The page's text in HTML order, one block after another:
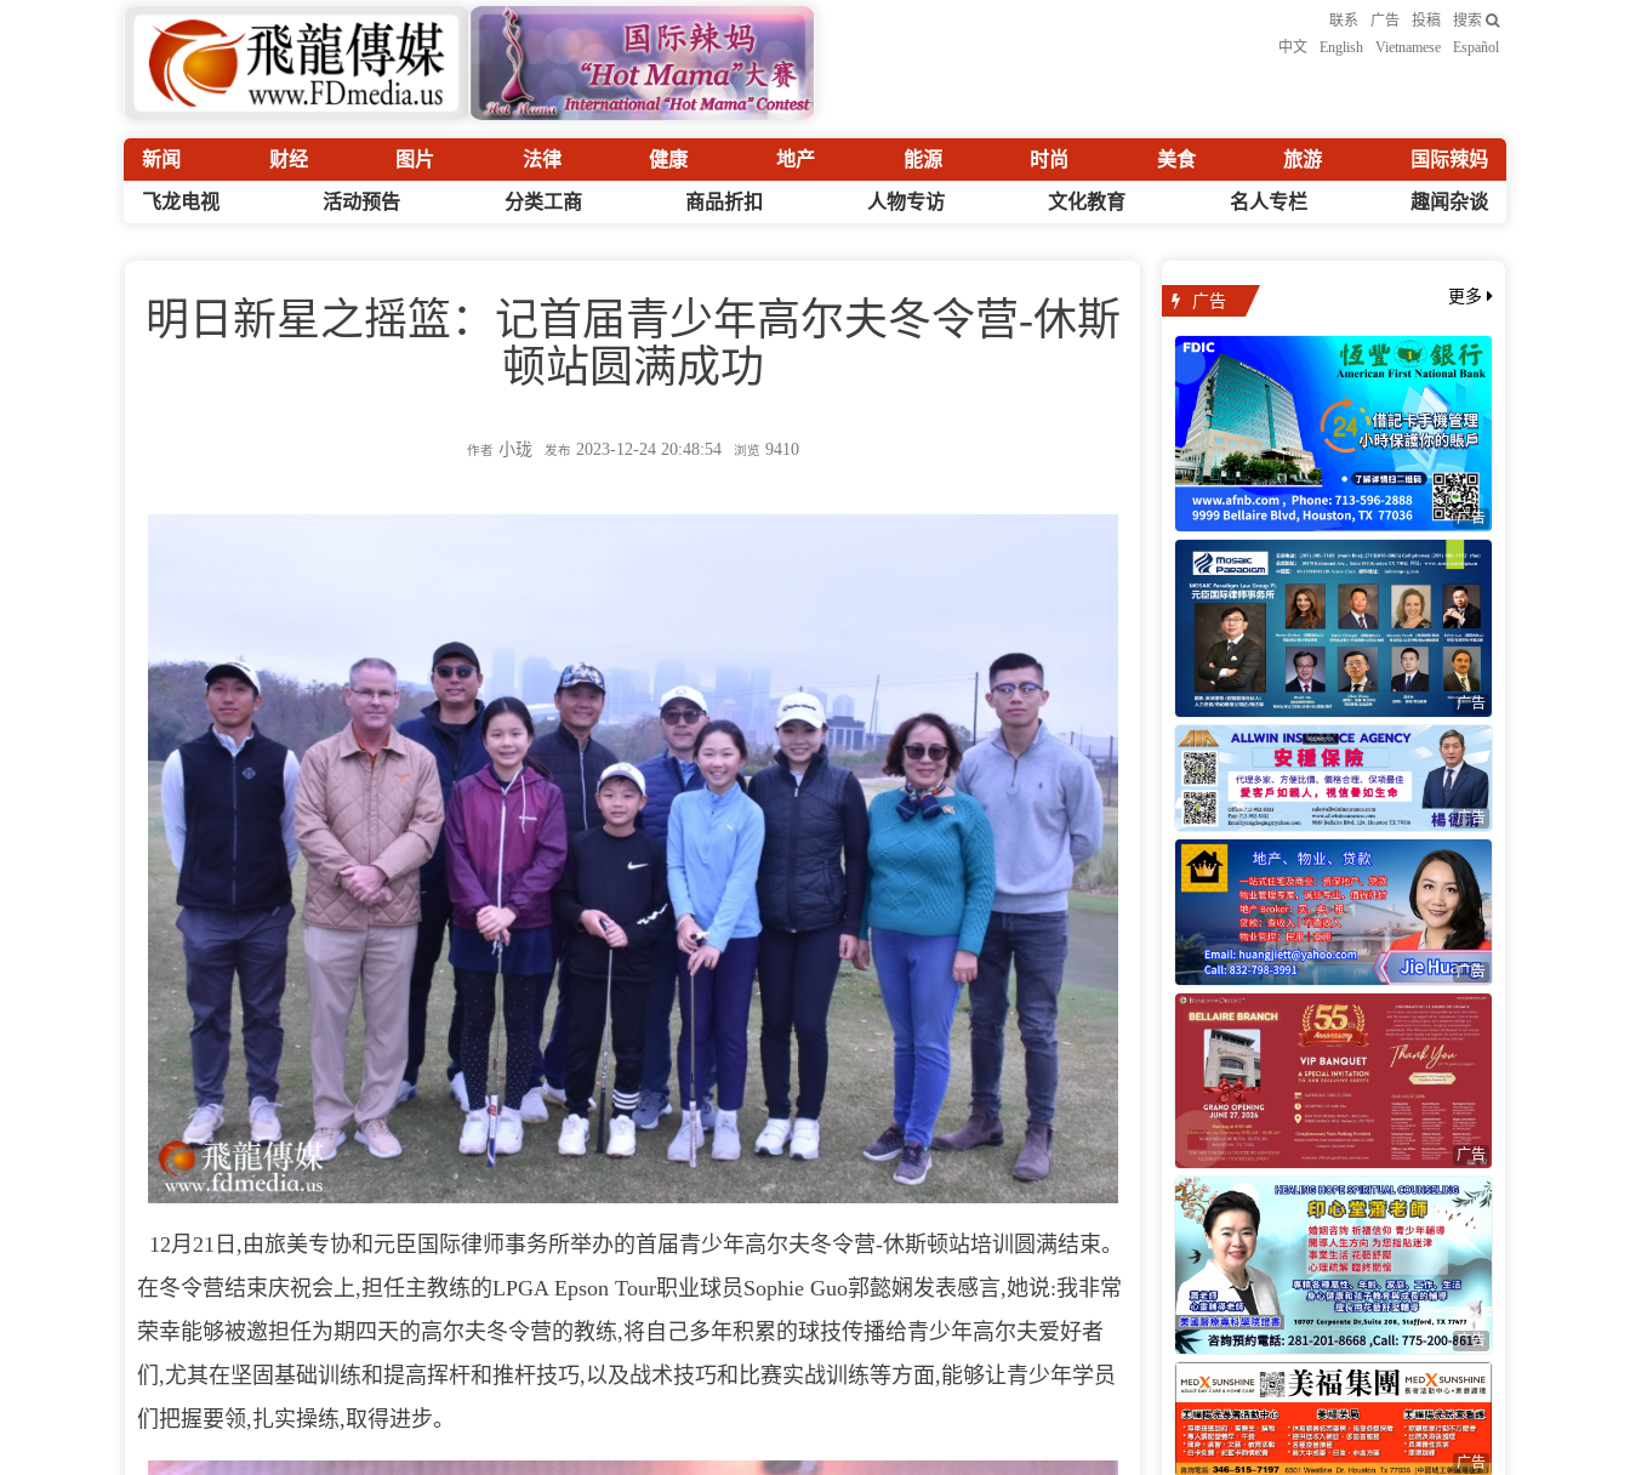
联系 广告 投稿
搜索
中文
English Vietnamese Español
新闻 财经 图片 法律 健康 地产 能源 时尚 美食 旅游 国际辣妈
飞龙电视 活动预告 分类工商 商品折扣 人物专访 文化教育 名人专栏 趣闻杂谈
明日新星之摇篮：记首届青少年高尔夫冬令营-休斯
顿站圆满成功
作者 小珑 发布 2023-12-24 20:48:54 浏览 9410
12月21日,由旅美专协和元臣国际律师事务所举办的首届青少年高尔夫冬令营-休斯顿站培训圆满结束。
在冬令营结束庆祝会上,担任主教练的LPGA Epson Tour职业球员Sophie Guo郭懿娴发表感言,她说:我非常
荣幸能够被邀担任为期四天的高尔夫冬令营的教练,将自己多年积累的球技传播给青少年高尔夫爱好者
们,尤其在坚固基础训练和提高挥杆和推杆技巧,以及战术技巧和比赛实战训练等方面,能够让青少年学员
们把握要领,扎实操练,取得进步。
广告 更多
广告
广告
广告
广告
广告
广告
广告